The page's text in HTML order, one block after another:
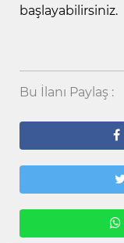
başlayabilirsiniz.
Bu İlanı Paylaş :